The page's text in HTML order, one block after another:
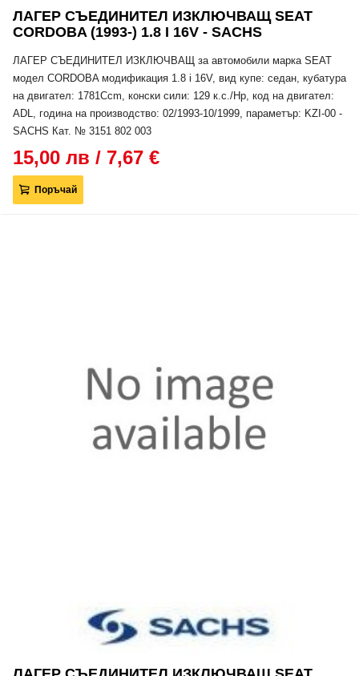
ЛАГЕР СЪЕДИНИТЕЛ ИЗКЛЮЧВАЩ SEAT
CORDOBA (1993-) 1.8 I 16V - SACHS
ЛАГЕР СЪЕДИНИТЕЛ ИЗКЛЮЧВАЩ за автомобили марка SEAT
модел CORDOBA модификация 1.8 i 16V, вид купе: седан, кубатура
на двигател: 1781Ccm, конски сили: 129 к.с./Hp, код на двигател:
ADL, година на производство: 02/1993-10/1999, параметър: KZI-00 -
SACHS Кат. № 3151 802 003
15,00 лв / 7,67 €
Поръчай